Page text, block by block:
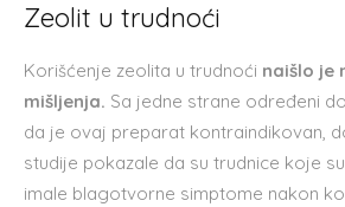
Zeolit u trudnoći
Korišćenje zeolita u trudnoći naišlo je
mišljenja. Sa jedne strane određeni
da je ovaj preparat kontraindikovan,
studije pokazale da su trudnice koje
imale blagotvorne simptome nakon